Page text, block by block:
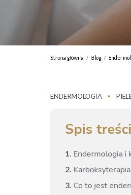
Strona główna / Blog /
ENDERMOLOGIA •
Spis treści
1. Endermologia i
2.
3. Co to jest